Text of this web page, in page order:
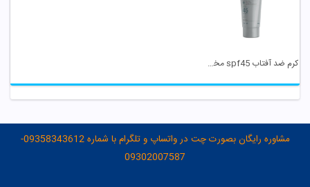
کرم ضد آفتاب spf45 مخصوص آقایان سینره
مشاوره رایگان بصورت چت در واتساپ و تلگرام با شماره 09358343612-
09302007587